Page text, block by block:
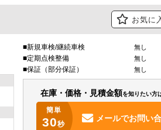
お気に
新規車検/継続車検 無し
定期点検整備 無し
保証（部分保証） 無し
在庫・価格・見積金額を知りたい方
簡単
30秒
メールでお問い